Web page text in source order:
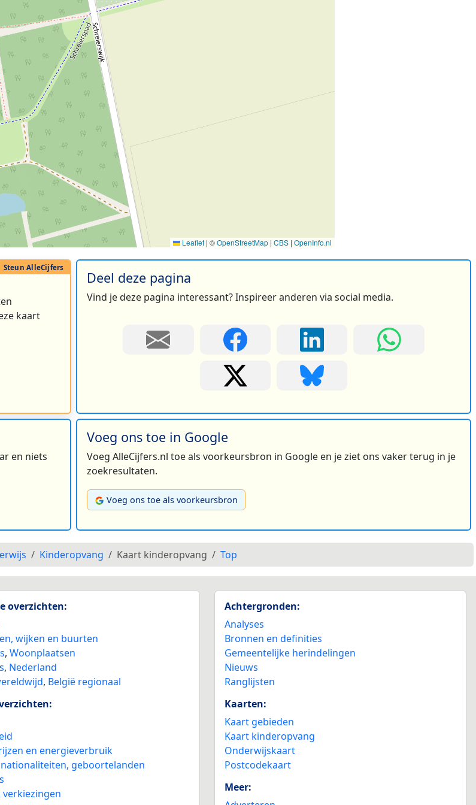
Leaflet | ©OpenStreetMap | CBS | OpenInfo.nl
kaart
Deel deze pagina
Vind je deze pagina interessant? Inspireer anderen via social media.
en niets
Voeg ons toe in Google
Voeg AlleCijfers.nl toe als voorkeursbron in Google en je ziet ons vaker terug in je
zoekresultaten.
Voeg ons toe als voorkeursbron
Kinderopvang Kaart kinderopvang Top
overzichten:
wijken en buurten
,Woonplaatsen
, Nederland
, België regionaal
en energieverbruik
geboortelanden
verkiezingen
Achtergronden:
Analyses
Bronnen en definities
Gemeentelijke herindelingen
Nieuws
Ranglijsten
Kaarten:
Kaart gebieden
Kaart kinderopvang
Onderwijskaart
Postcodekaart
Meer: